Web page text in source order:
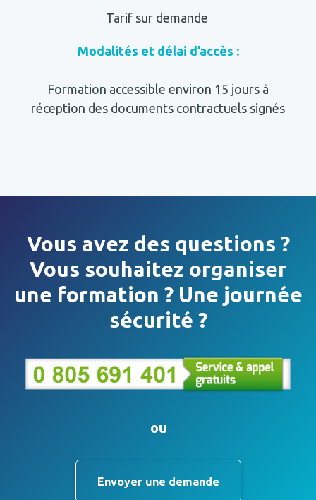
Tarif sur demande
Modalités et délai d’accès :
Formation accessible environ 15 jours à
réception des documents contractuels signés
Vous avez des questions ?
Vous souhaitez organiser
une formation ? Une journée
sécurité ?
ou
Envoyer une demande